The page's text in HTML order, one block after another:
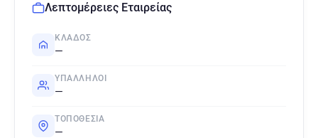
Λεπτομέρειες Εταιρείας
ΚΛΆΔΟΣ
—
ΥΠΆΛΛΗΛΟΙ
—
ΤΟΠΟΘΕΣΊΑ
—